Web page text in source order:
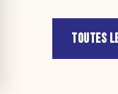
TOUTES